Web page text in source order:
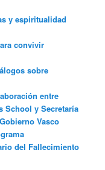
y espiritualidad
convivir
sobre
entre
School y Secretaría
Vasco
del Fallecimiento